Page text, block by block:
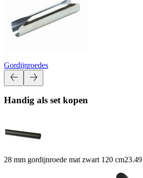
Gordijnroedes
Handig als set kopen
28 mm gordijnroede mat zwart 120 cm23.49